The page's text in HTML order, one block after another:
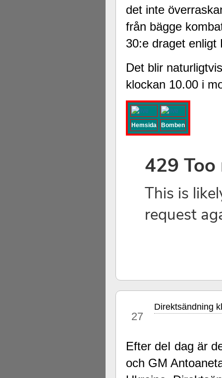
det inte
från bägge
30:e draget enligt
Det blir
klockan 10.00 i
Hemsida Bomben
27
Direktsändning
Efter deI dag är
och GM